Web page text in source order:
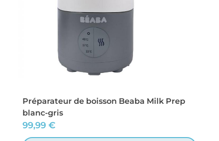
Préparateur de boisson Beaba Milk Prep
blanc-gris
99,99 €